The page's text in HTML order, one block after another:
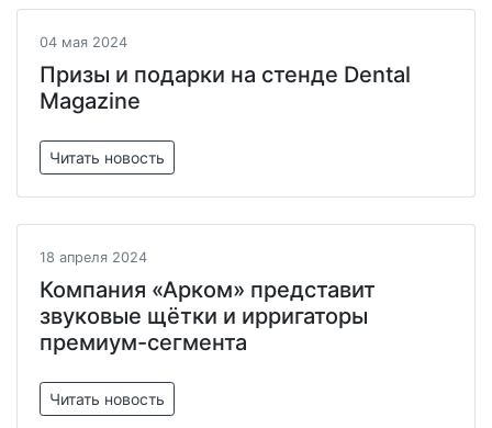
04 мая 2024
Призы и подарки на стенде Dental
Magazine
Читать новость
18 апреля 2024
Компания «Арком» представит
звуковые щётки и ирригаторы
премиум-сегмента
Читать новость